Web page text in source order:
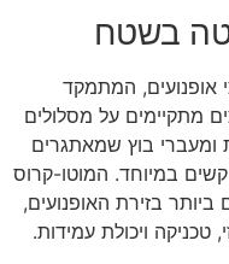
בשטח
אופנועים, המתמקד
מתקיימים על מסלולים
ומעברי בוץ שמאתגרים
במיוחד. המוטו-קרוס
בזירת האופנועים,
ויכולת עמידות.